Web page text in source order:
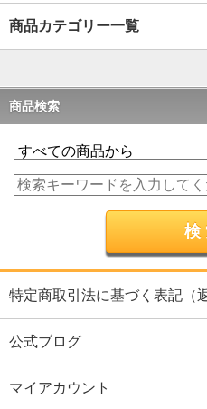
商品カテゴリー一覧
商品検索
特定商取引法に基づく表記（
公式ブログ
マイアカウント